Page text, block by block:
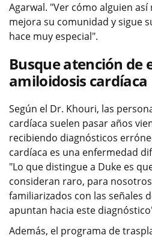
Agarwal. "Ver cómo alguien
mejora su comunidad y sigue
hace muy especial".
Busque atención de
amiloidosis cardíaca
Según el Dr. Khouri, las
cardíaca suelen pasar años
recibiendo diagnósticos
cardíaca es una enfermedad
"Lo que distingue a Duke es
consideran raro, para
familiarizados con las señales
apuntan hacia este
Además, el programa de